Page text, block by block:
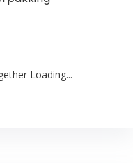
Loading...